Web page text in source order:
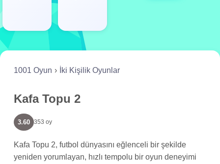
1001 Oyun İki Kişilik Oyunlar
Kafa Topu 2
3.60 353 oy
Kafa Topu 2, futbol dünyasını eğlenceli bir şekilde
yeniden yorumlayan, hızlı tempolu bir oyun deneyimi